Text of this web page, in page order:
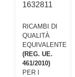
1632811
RICAMBI DI
QUALITÀ
EQUIVALENTE
(REG. UE.
461/2010)
PER I